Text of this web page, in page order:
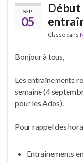
SEP
05
Début
Classé dans
Bonjour à tous,
Les entraînements
semaine (4
pour les Ados).
Pour rappel des
Entraînements